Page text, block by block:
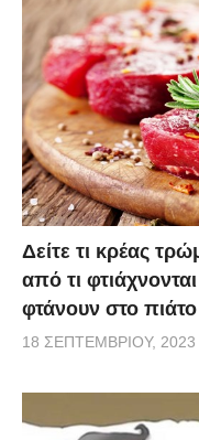
Δείτε τι κρέας
από τι
φτάνουν στο
18 ΣΕΠΤΕΜΒΡΊΟΥ, 2023